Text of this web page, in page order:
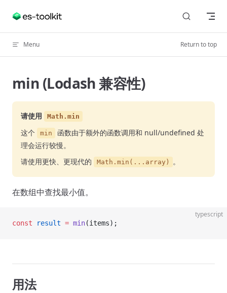
Skip to content
Menu Return to top
min (Lodash 兼容性)
请使用 Math.min
这个 min
函数由于额外的函数调用和 null/undefined 处
理会运行较慢。
请使用更快、更现代的
Math.min(...array) 。
在数组中查找最小值。
typescript
const result = min(items);
用法